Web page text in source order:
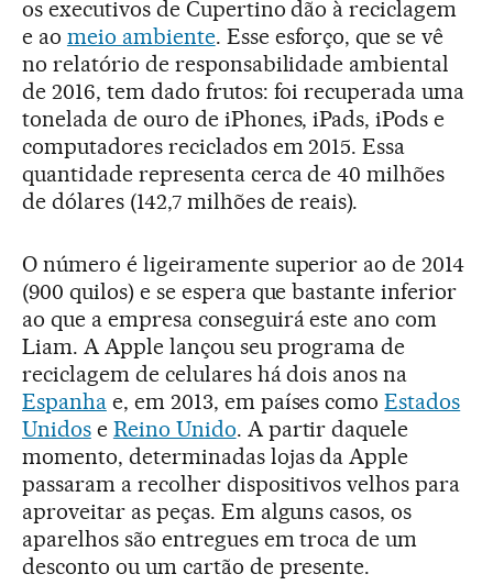
os executivos de Cupertino dão à reciclagem
e ao meio ambiente. Esse esforço, que se vê
no relatório de responsabilidade ambiental
de 2016, tem dado frutos: foi recuperada uma
tonelada de ouro de iPhones, iPads, iPods e
computadores reciclados em 2015. Essa
quantidade representa cerca de 40 milhões
de dólares (142,7 milhões de reais).
O número é ligeiramente superior ao de 2014
(900 quilos) e se espera que bastante inferior
ao que a empresa conseguirá este ano com
Liam. A Apple lançou seu programa de
reciclagem de celulares há dois anos na
Espanhae, em 2013, em países comoEstados
Unidose Reino Unido. A partir daquele
momento, determinadas lojas da Apple
passaram a recolher dispositivos velhos para
aproveitar as peças. Em alguns casos, os
aparelhos são entregues em troca de um
desconto ou um cartão de presente.